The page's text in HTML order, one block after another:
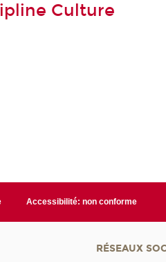
Culture
Accessibilité: non conforme
RÉSEAUX